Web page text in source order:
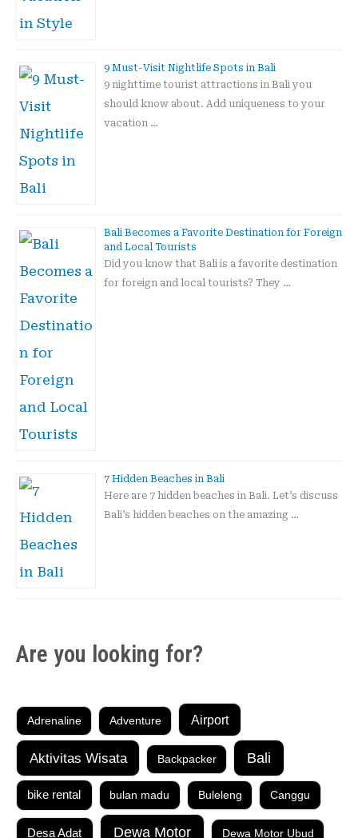
9 Must-Visit Nightlife Spots in Bali
9 nighttime tourist attractions in Bali you
should know about. Add uniqueness to your
vacation …
Bali Becomes a Favorite Destination for Foreign
and Local Tourists
Did you know that Bali is a favorite destination
for foreign and local tourists? They …
7 Hidden Beaches in Bali
Here are 7 hidden beaches in Bali. Let’s discuss
Bali’s hidden beaches on the amazing …
Are you looking for?
Adrenaline Adventure Airport
Aktivitas Wisata Backpacker Bali
bike rental bulan madu Buleleng Canggu
Desa Adat Dewa Motor Dewa Motor Ubud